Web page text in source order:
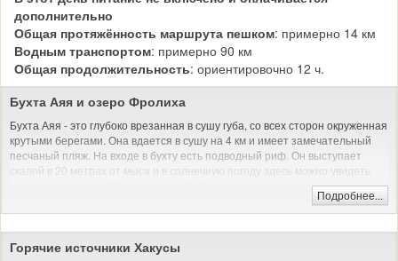
пожалуй, можно назвать ночной переезд на автобусе. Мало того, что
большая часть дороги гравийная, так еще и транспорт ужасного качества.
Также в Северобайкальск периодически приходят быстроходные суда из
Иркутска, Листвянки, Ольхона и Усть-Баргузина, но нужно обязательно
узнавать расписание, потому что оно не стабильное.
дополнительно
Общая протяжённость маршрута пешком: примерно 14 км
Водным транспортом: примерно 90 км
Общая продолжительность: ориентировочно 12 ч.
Бухта Аяя и озеро Фролиха
Бухта Аяя - это глубоко врезанная в сушу губа, со всех сторон окруженная
крутыми берегами. Она вдается в сушу на 4 км и имеет замечательный
песчаный пляж. На входе в бухту есть подводный риф. Он выступает
скалой в 20 метрах от мыса и в солнечную погоду здесь можно увидеть
отдыхающих нерп. Недалеко от губы Аяя, в горах, находится
Подробнее...
Горячие источники Хакусы